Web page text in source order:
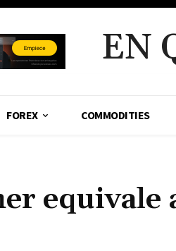
EN
FOREX COMMODITIES
equivale